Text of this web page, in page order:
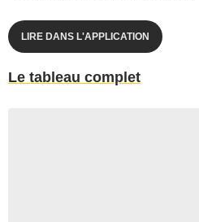
LIRE DANS L'APPLICATION
Le tableau complet